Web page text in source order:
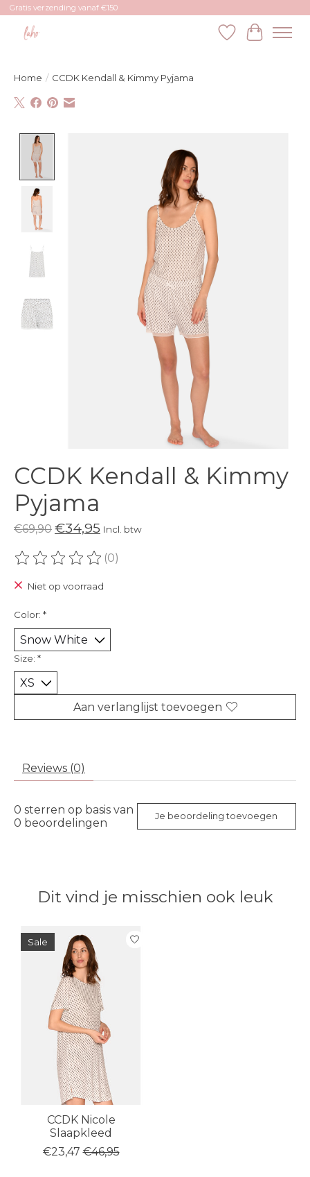
Gratis verzending vanaf €150
Verlanglijst
Home / CCDK Kendall & Kimmy Pyjama
CCDK Kendall & Kimmy
Pyjama
€69,90 €34,95 Incl. btw
De beoordeling van dit product is
(0)
Niet op voorraad
Color: *
Size: *
Aan verlanglijst toevoegen
Reviews (0)
0 sterren op basis van
0 beoordelingen Je beoordeling toevoegen
Dit vind je misschien ook leuk
Items van productcarrousel
Sale
CCDK Nicole
Slaapkleed
€23,47 €46,95